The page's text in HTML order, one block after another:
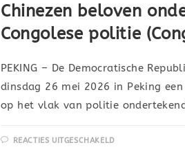
Chinezen beloven
Congolese politie
PEKING – De Democratische
dinsdag 26 mei 2026 in Peking
op het vlak van politie
REACTIES UITGESCHAKELD